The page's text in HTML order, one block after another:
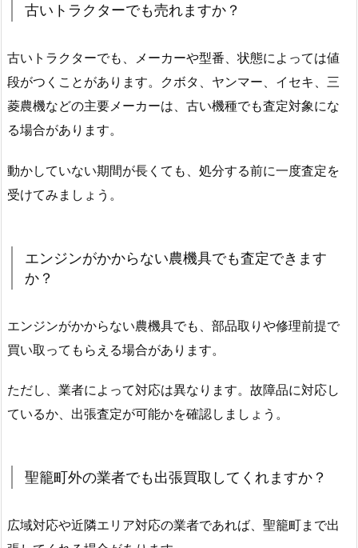
古いトラクターでも売れますか？
古いトラクターでも、メーカーや型番、状態によっては値
段がつくことがあります。クボタ、ヤンマー、イセキ、三
菱農機などの主要メーカーは、古い機種でも査定対象にな
る場合があります。
動かしていない期間が長くても、処分する前に一度査定を
受けてみましょう。
エンジンがかからない農機具でも査定できます
か？
エンジンがかからない農機具でも、部品取りや修理前提で
買い取ってもらえる場合があります。
ただし、業者によって対応は異なります。故障品に対応し
ているか、出張査定が可能かを確認しましょう。
聖籠町外の業者でも出張買取してくれますか？
広域対応や近隣エリア対応の業者であれば、聖籠町まで出